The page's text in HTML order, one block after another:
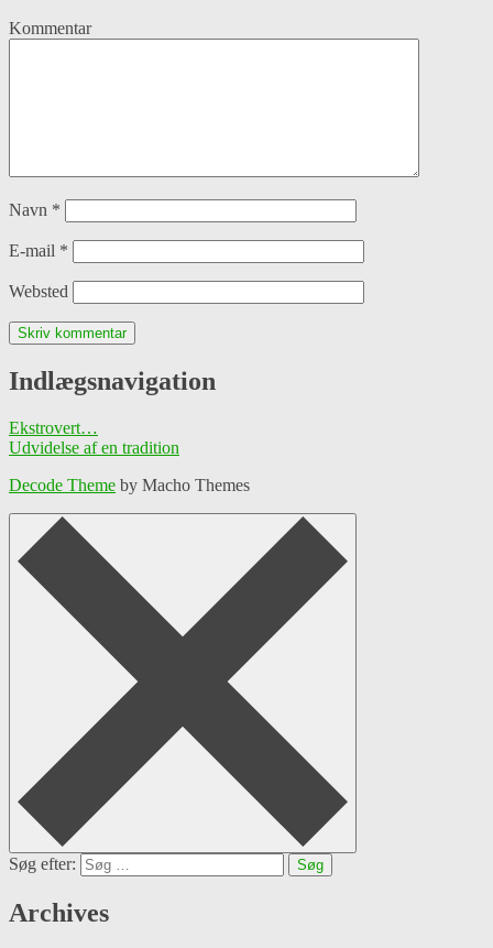
Kommentar
Navn *
E-mail *
Websted
Indlægsnavigation
Ekstrovert…
Udvidelse af en tradition
Decode Theme by Macho Themes
Søg efter:
Archives